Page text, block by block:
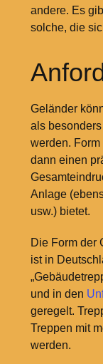
andere. Es
solche, die
Geländer
als
werden.
dann einen
Anlage
usw.) bietet.
Die Form der
ist in
und in den
geregelt.
Treppen mit
werden.